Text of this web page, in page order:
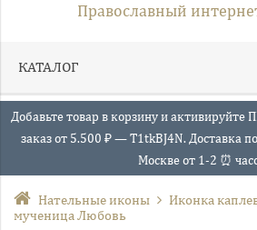
Православный
КАТАЛОГ
Добавьте товар в корзину и
заказ от 5.500 ₽ — T1tkBJ4N. Доставка
Москве от 1-2 ⏰
Нательные иконы
Иконка
мученица Любовь